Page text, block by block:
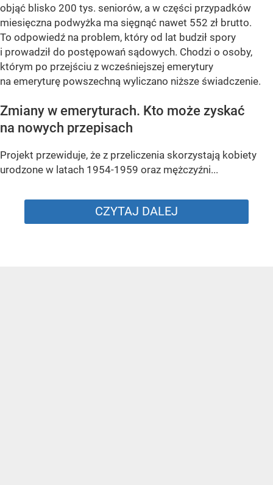
objąć blisko 200 tys. seniorów, a w części przypadków
miesięczna podwyżka ma sięgnąć nawet 552 zł brutto.
To odpowiedź na problem, który od lat budził spory
i prowadził do postępowań sądowych. Chodzi o osoby,
którym po przejściu z wcześniejszej emerytury
na emeryturę powszechną wyliczano niższe świadczenie.
Zmiany w emeryturach. Kto może zyskać
na nowych przepisach
Projekt przewiduje, że z przeliczenia skorzystają kobiety
urodzone w latach 1954-1959 oraz mężczyźni...
CZYTAJ DALEJ